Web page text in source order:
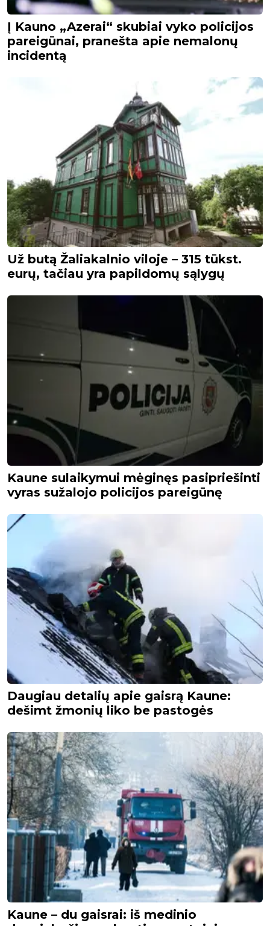
Į Kauno „Azerai“ skubiai vyko policijos
pareigūnai, pranešta apie nemalonų
incidentą
Už butą Žaliakalnio viloje – 315 tūkst.
eurų, tačiau yra papildomų sąlygų
Kaune sulaikymui mėginęs pasipriešinti
vyras sužalojo policijos pareigūnę
Daugiau detalių apie gaisrą Kaune:
dešimt žmonių liko be pastogės
Kaune – du gaisrai: iš medinio